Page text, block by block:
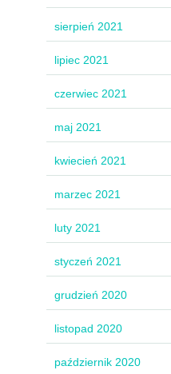
sierpień 2021
lipiec 2021
czerwiec 2021
maj 2021
kwiecień 2021
marzec 2021
luty 2021
styczeń 2021
grudzień 2020
listopad 2020
październik 2020